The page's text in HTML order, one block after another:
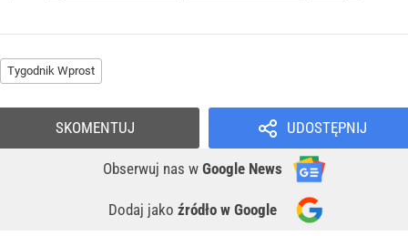
Tygodnik Wprost
UDOSTĘPNIJ
Obserwuj nas w Google News
Dodaj jako źródło w Google
SKOMENTUJ